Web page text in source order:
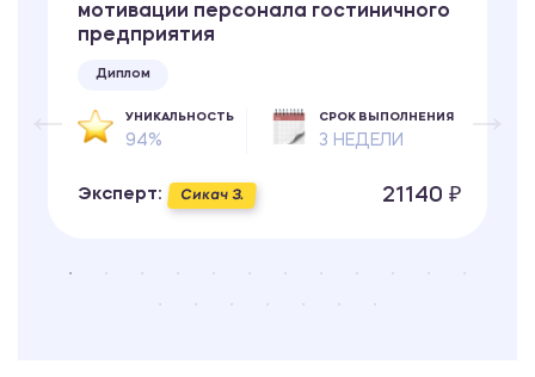
мотивации персонала гостиничного
предприятия
Диплом
УНИКАЛЬНОСТЬ
94%
СРОК ВЫПОЛНЕНИЯ
3 НЕДЕЛИ
Эксперт: Сикач З. 21140 ₽